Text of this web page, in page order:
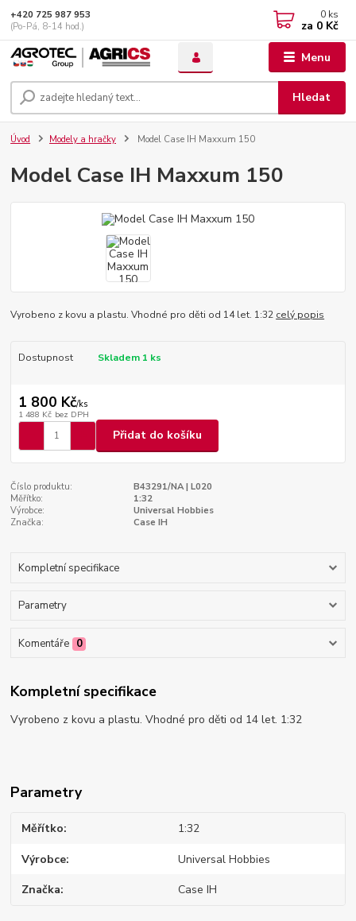
Menu
Hledat
+420 725 987 953
(Po-Pá, 8-14 hod.)
0 ks
za 0 Kč
Úvod Modely a hračky Model Case IH Maxxum 150
Model Case IH Maxxum 150
Vyrobeno z kovu a plastu. Vhodné pro děti od 14 let. 1:32 celý popis
Dostupnost Skladem 1 ks
1 800 Kč/ks
1 488 Kč bez DPH
Přidat do košíku
Číslo produktu:
B43291/NA | L020
Měřítko:
1:32
Výrobce:
Universal Hobbies
Značka:
Case IH
Kompletní specifikace
Parametry
Komentáře 0
Kompletní specifikace
Vyrobeno z kovu a plastu. Vhodné pro děti od 14 let. 1:32
Parametry
Měřítko 1:32
Výrobce Universal Hobbies
Značka Case IH